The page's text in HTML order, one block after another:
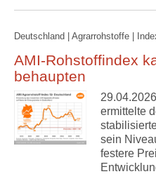
Deutschland | Agrarrohstoffe |
AMI-Rohstoffindex
behaupten
ermittelte
sein
festere